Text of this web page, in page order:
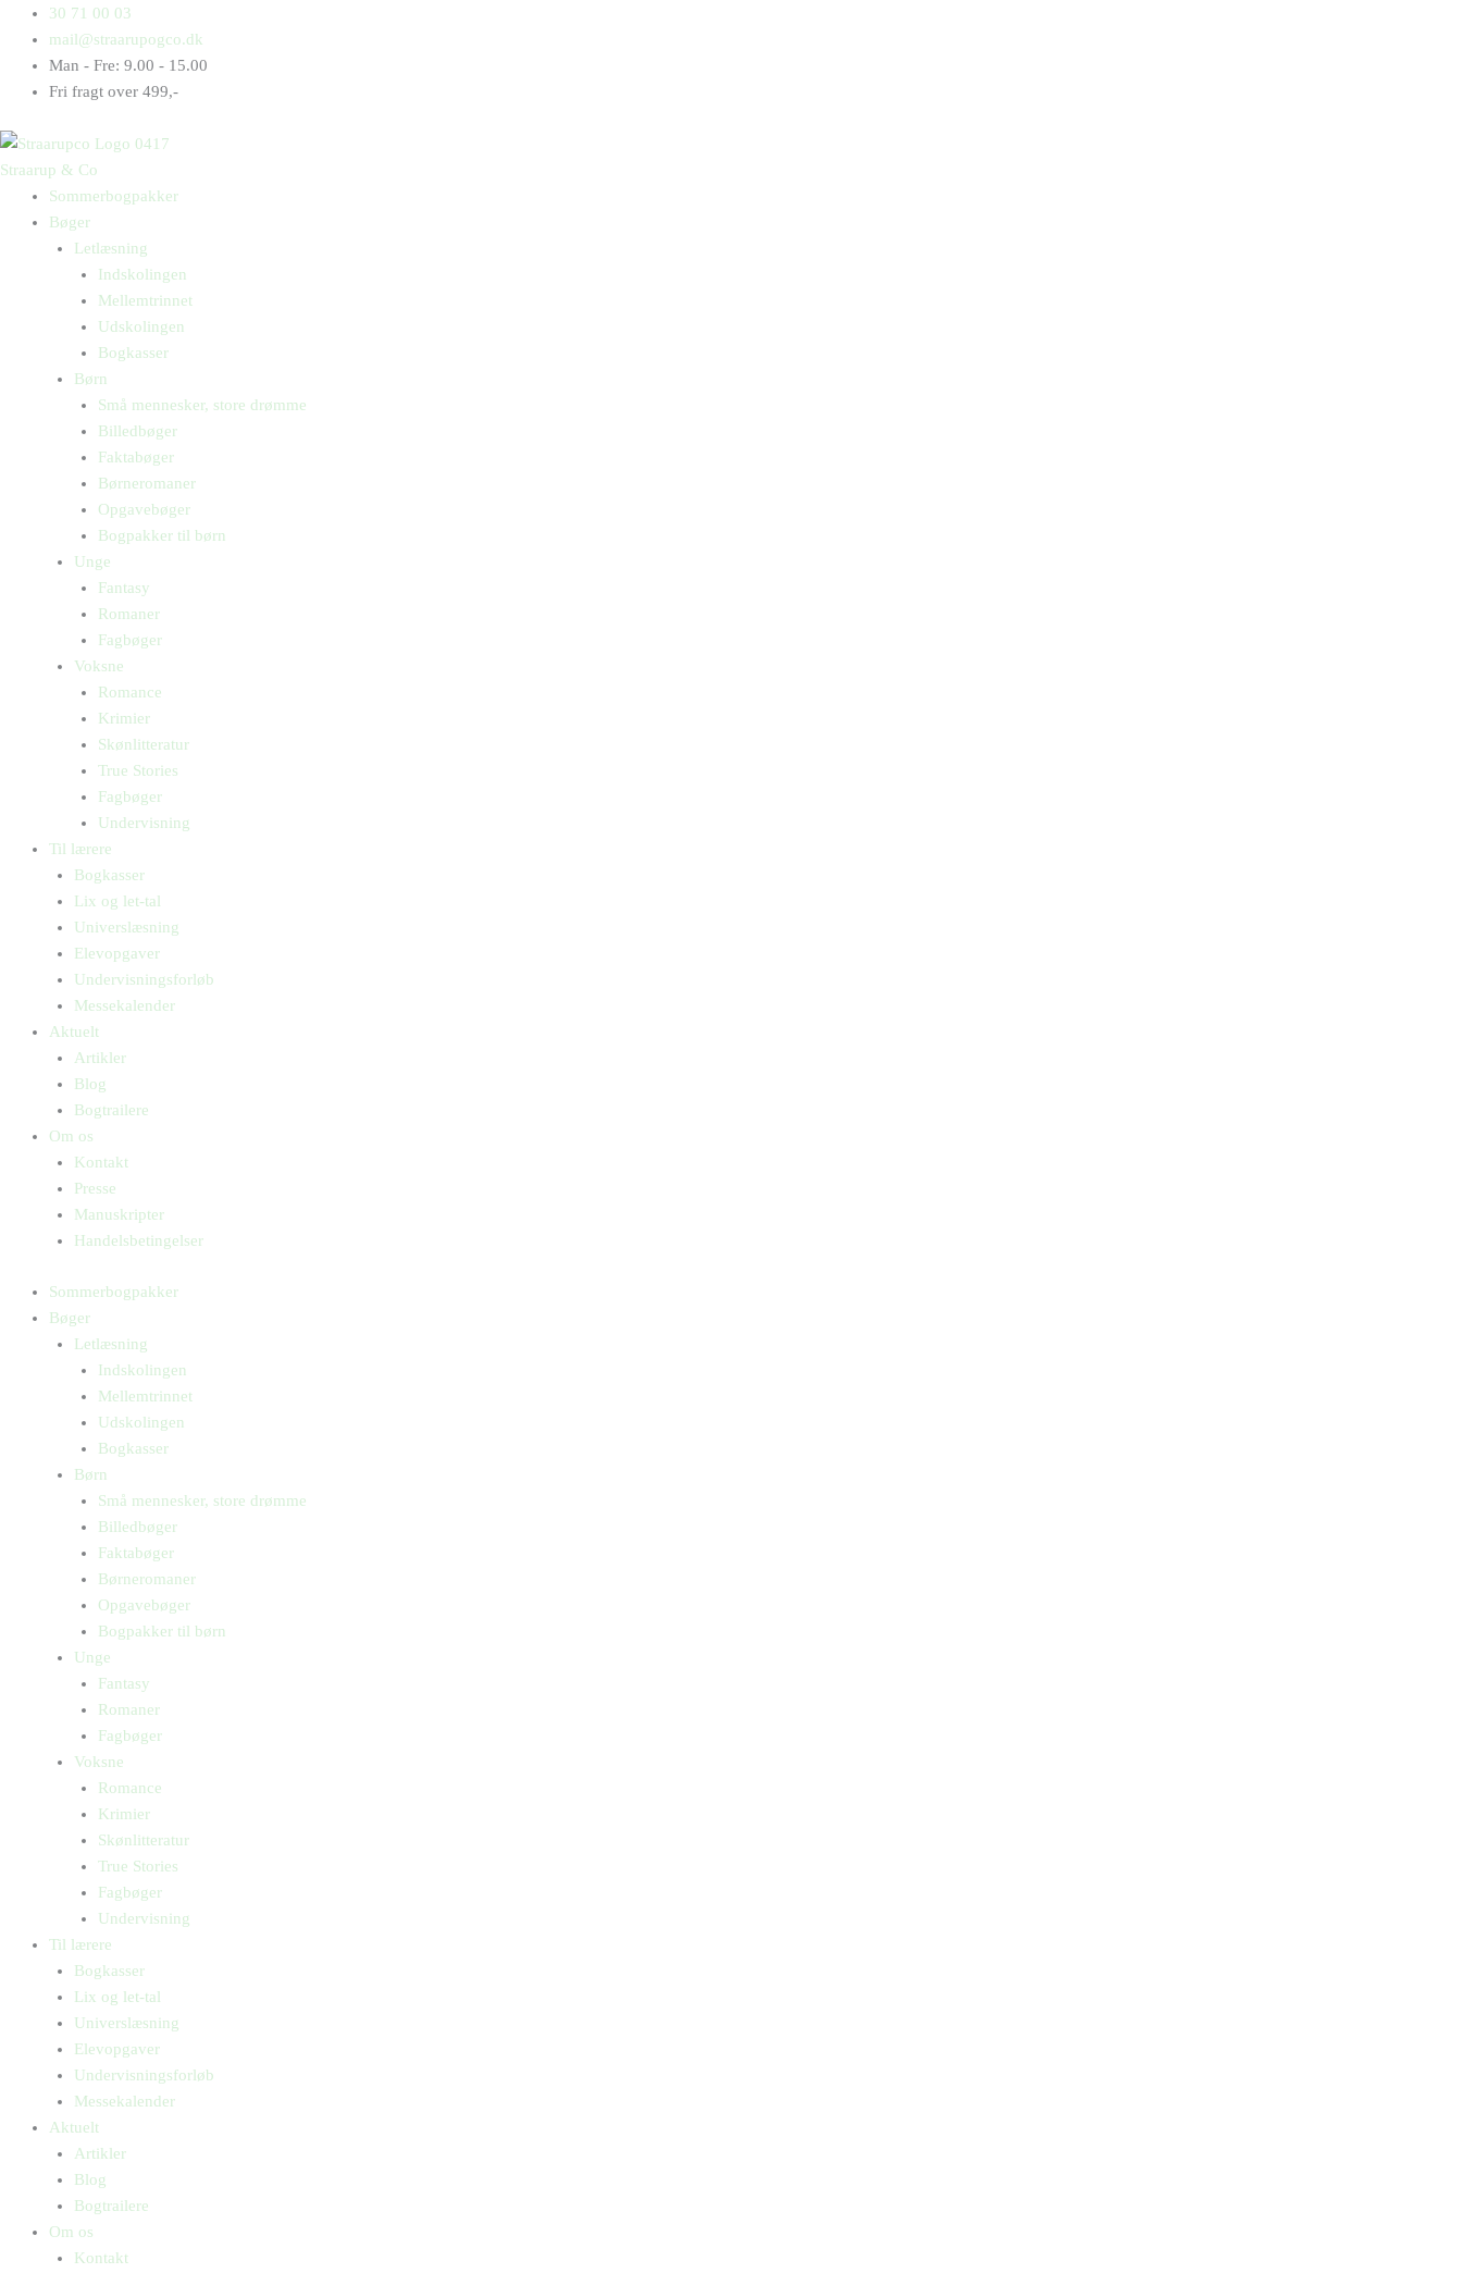
indholdet
30 71 00 03
mail@straarupogco.dk
Man - Fre: 9.00 - 15.00
Fri fragt over 499,-
Straarup & Co
Sommerbogpakker
Bøger
Letlæsning
Indskolingen
Mellemtrinnet
Udskolingen
Bogkasser
Børn
Små mennesker, store drømme
Billedbøger
Faktabøger
Børneromaner
Opgavebøger
Bogpakker til børn
Unge
Fantasy
Romaner
Fagbøger
Voksne
Romance
Krimier
Skønlitteratur
True Stories
Fagbøger
Undervisning
Til lærere
Bogkasser
Lix og let-tal
Universlæsning
Elevopgaver
Undervisningsforløb
Messekalender
Aktuelt
Artikler
Blog
Bogtrailere
Om os
Kontakt
Presse
Manuskripter
Handelsbetingelser
Sommerbogpakker
Bøger
Letlæsning
Indskolingen
Mellemtrinnet
Udskolingen
Bogkasser
Børn
Små mennesker, store drømme
Billedbøger
Faktabøger
Børneromaner
Opgavebøger
Bogpakker til børn
Unge
Fantasy
Romaner
Fagbøger
Voksne
Romance
Krimier
Skønlitteratur
True Stories
Fagbøger
Undervisning
Til lærere
Bogkasser
Lix og let-tal
Universlæsning
Elevopgaver
Undervisningsforløb
Messekalender
Aktuelt
Artikler
Blog
Bogtrailere
Om os
Kontakt
Products
search
Products
search